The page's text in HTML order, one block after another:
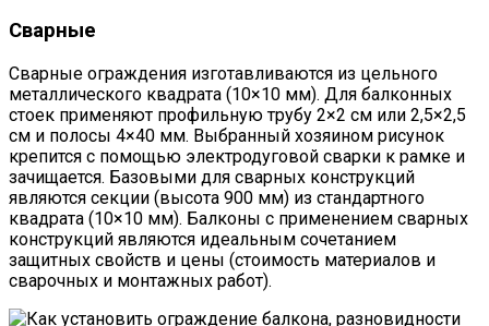
Сварные
Сварные ограждения изготавливаются из цельного
металлического квадрата (10×10 мм). Для балконных
стоек применяют профильную трубу 2×2 см или 2,5×2,5
см и полосы 4×40 мм. Выбранный хозяином рисунок
крепится с помощью электродуговой сварки к рамке и
зачищается. Базовыми для сварных конструкций
являются секции (высота 900 мм) из стандартного
квадрата (10×10 мм). Балконы с применением сварных
конструкций являются идеальным сочетанием
защитных свойств и цены (стоимость материалов и
сварочных и монтажных работ).